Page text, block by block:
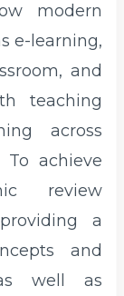
modern
e-learning,
and
teaching
across
To achieve
review
a
and
well as